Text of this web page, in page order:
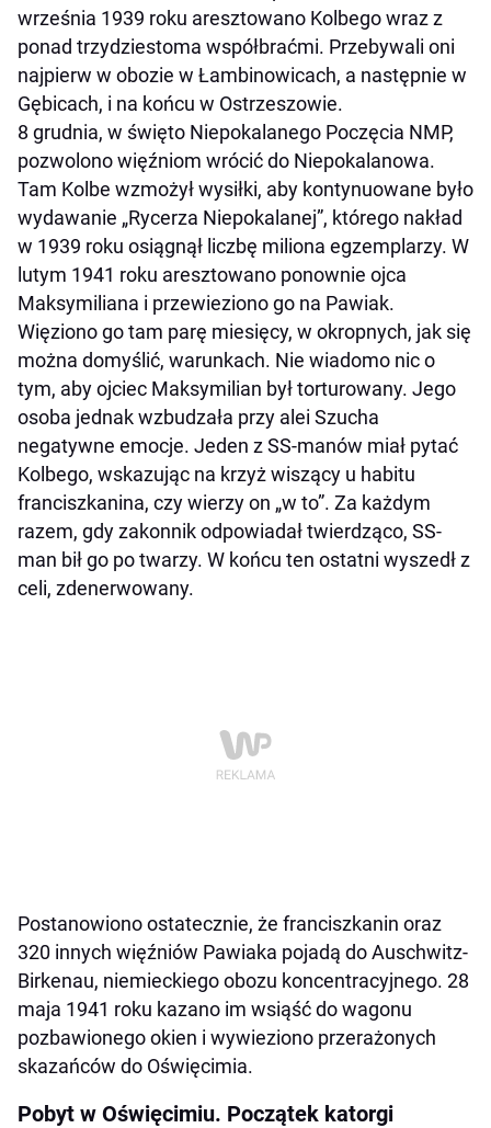
września 1939 roku aresztowano Kolbego wraz z
ponad trzydziestoma współbraćmi. Przebywali oni
najpierw w obozie w Łambinowicach, a następnie w
Gębicach, i na końcu w Ostrzeszowie.
8 grudnia, w święto Niepokalanego Poczęcia NMP,
pozwolono więźniom wrócić do Niepokalanowa.
Tam Kolbe wzmożył wysiłki, aby kontynuowane było
wydawanie „Rycerza Niepokalanej”, którego nakład
w 1939 roku osiągnął liczbę miliona egzemplarzy. W
lutym 1941 roku aresztowano ponownie ojca
Maksymiliana i przewieziono go na Pawiak.
Więziono go tam parę miesięcy, w okropnych, jak się
można domyślić, warunkach. Nie wiadomo nic o
tym, aby ojciec Maksymilian był torturowany. Jego
osoba jednak wzbudzała przy alei Szucha
negatywne emocje. Jeden z SS-manów miał pytać
Kolbego, wskazując na krzyż wiszący u habitu
franciszkanina, czy wierzy on „w to”. Za każdym
razem, gdy zakonnik odpowiadał twierdząco, SS-
man bił go po twarzy. W końcu ten ostatni wyszedł z
celi, zdenerwowany.
Postanowiono ostatecznie, że franciszkanin oraz
320 innych więźniów Pawiaka pojadą do Auschwitz-
Birkenau, niemieckiego obozu koncentracyjnego. 28
maja 1941 roku kazano im wsiąść do wagonu
pozbawionego okien i wywieziono przerażonych
skazańców do Oświęcimia.
Pobyt w Oświęcimiu. Początek katorgi